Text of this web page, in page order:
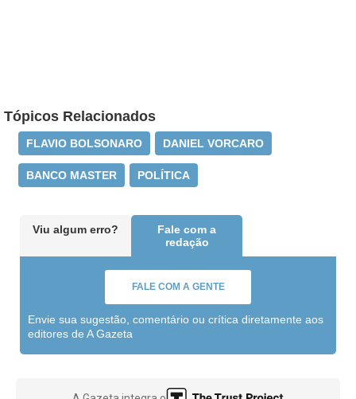
Tópicos Relacionados
FLAVIO BOLSONARO DANIEL VORCARO
BANCO MASTER POLÍTICA
Viu algum erro?
Fale com a
redação
FALE COM A GENTE
Envie sua sugestão, comentário ou crítica diretamente aos
editores de A Gazeta